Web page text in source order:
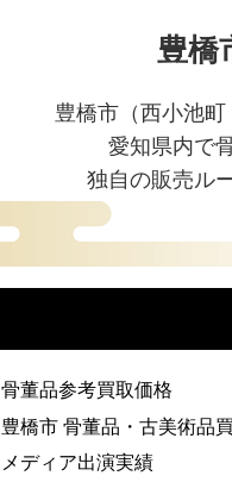
豊橋
豊橋市（西小池
愛知県内で
独自の販売ル
骨董品参考買取価格
豊橋市 骨董品・古美術品
メディア出演実績